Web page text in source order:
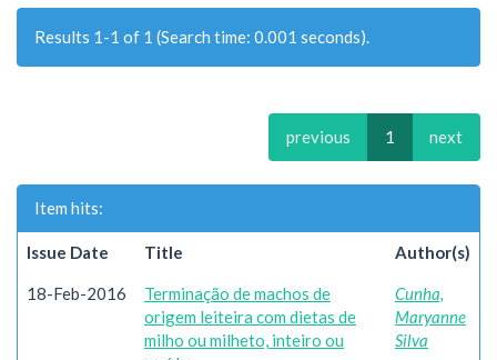
Results 1-1 of 1 (Search time: 0.001 seconds).
previous 1 next
Item hits:
Issue Date Title Author(s)
18-Feb-2016
Terminação de machos de
origem leiteira com dietas de
milho ou milheto, inteiro ou
Cunha,
Maryanne
Silva